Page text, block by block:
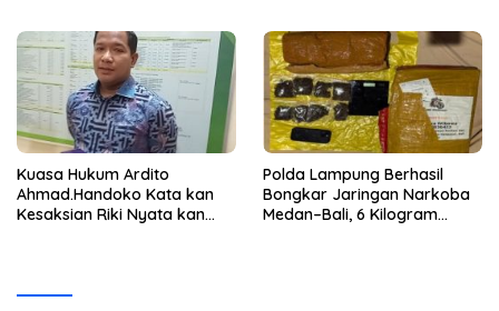
Kuasa Hukum Ardito
Ahmad.Handoko Kata kan
Kesaksian Riki Nyata kan
Polda Lampung Berhasil
Bongkar Jaringan Narkoba
Medan–Bali, 6 Kilogram